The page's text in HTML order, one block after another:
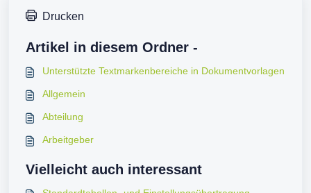
Drucken
Artikel in diesem Ordner -
Unterstützte Textmarkenbereiche in Dokumentvorlagen
Allgemein
Abteilung
Arbeitgeber
Vielleicht auch interessant